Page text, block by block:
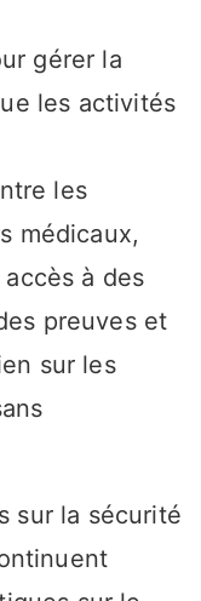
gérer la
les activités
les
médicaux,
à des
preuves et
sur les
sur la sécurité